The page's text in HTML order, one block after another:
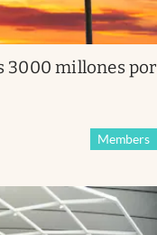
3000 millones por
Members